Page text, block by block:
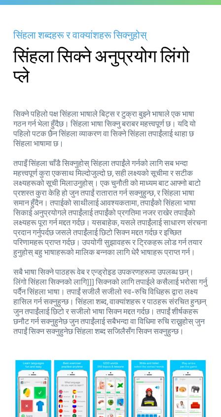
सिंहला शब्दहरू र वाक्यांशहरू सिक्नुहोस्
सिंहला सिक्ने अनुप्रयोग लिंगो
प्ले
सिक्ने पहिलो पक्ष सिंहला भाषाले बिट्स र टुक्रा बुझ्ने भाषाले एक भाषा
गठन गर्न भेला हुँदैछ। सिंहला भाषा सिक्नु बराबर महत्त्वपूर्ण छ। यदि यो
पहिलो पटक छैन सिंहला व्याकरण वा सिक्ने सिंहला तपाईंलाई थाहा छ
सिंहला भाषामा छ।
तपाइँ सिंहला चाँडै सिक्नुहोस् सिंहला तपाईंले गर्नको लागि सब भन्दा
महत्त्वपूर्ण कुरा एकसाथ मिल्दोजुल्दो छ, सही लक्ष्यको सूचीमा र सटीक
लक्ष्यहरूको सूची मिलाउनुहोस्। एक चुनौती को माध्यम बाट आफ्नो बाटो
प्रशस्त कुरा केहि हो जुन तपाईं रातारात गर्न सक्नुहुन्छ, र सिंहला भाषा
समान हुँदैन। तपाईको साथीलाई आवश्यकतामा, तपाईंको सिंहला भाषा
सिकाई अनुप्रयोगले तपाईंलाई तपाईंको प्रगतिमा नजर राखेर तपाईंको
लक्ष्यहरू पूरा गर्न मद्दत गर्दछ। यसबाहेक, यसले तपाईंलाई साधारण संरचना
प्रदान गर्नुपर्दछ जसले तपाईंलाई छिटो सिक्न मद्दत गर्दछ र इच्छित
परिणामहरू प्राप्त गर्दछ। उपयोगी सुझावहरू र ट्रिकहरू लोड गर्न तयार
हुनुहोस् बहु भाषाहरूको मालिक बन्नका लागि धेरै भाषाहरू प्राप्त गर्न।
सबै भाषा सिक्ने पाठहरू वेब र एन्ड्रोइड उपकरणहरूमा उपलब्ध छन्।
लिंगो सिंहला सिक्नको लागि]]] सिक्नको लागि तपाईले कसैलाई भरोसा गर्नु
पर्दैन सिंहला भाषा। तपाईं सजीलै सजीलो स्व-रुचि विधिहरू द्वारा लक्ष्य
हासिल गर्न सक्नुहुन्छ। सिंहला शब्द, वाक्यांशहरू र पाठहरू संरचित हुन्छन्
जुन तपाईंलाई छिटो र सजीलो भाषा सिक्न मद्दत गर्दछ। तपाईं शीर्षकहरू
छनौट गर्न सक्नुहुनेछ जुन तपाईंलाई सबैभन्दा वा विधिमा रुचि राख्नुहोस् जुन
तपाईं सिक्न सक्नुहुनेछ सिंहला शब्द सजिलैसँग सिक्न सक्नुहुन्छ।